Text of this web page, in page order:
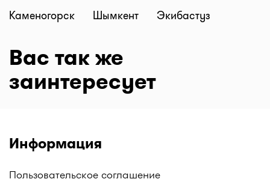
Каменогорск
Шымкент Экибастуз
Вас так же
заинтересует
Информация
Пользовательское соглашение